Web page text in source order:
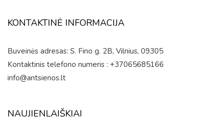
KONTAKTINĖ INFORMACIJA
Buveinės adresas: S. Fino g. 2B, Vilnius, 09305
Kontaktinis telefono numeris : +37065685166
info@antsienos.lt
NAUJIENLAIŠKIAI